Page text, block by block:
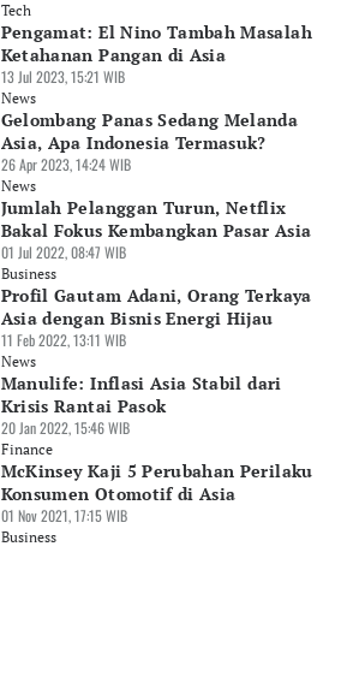
Tech
Pengamat: El Nino Tambah Masalah
Ketahanan Pangan di Asia
13 Jul 2023, 15:21 WIB
News
Gelombang Panas Sedang Melanda
Asia, Apa Indonesia Termasuk?
26 Apr 2023, 14:24 WIB
News
Jumlah Pelanggan Turun, Netflix
Bakal Fokus Kembangkan Pasar Asia
01 Jul 2022, 08:47 WIB
Business
Profil Gautam Adani, Orang Terkaya
Asia dengan Bisnis Energi Hijau
11 Feb 2022, 13:11 WIB
News
Manulife: Inflasi Asia Stabil dari
Krisis Rantai Pasok
20 Jan 2022, 15:46 WIB
Finance
McKinsey Kaji 5 Perubahan Perilaku
Konsumen Otomotif di Asia
01 Nov 2021, 17:15 WIB
Business